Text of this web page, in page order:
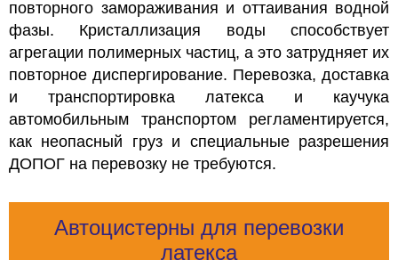
повторного замораживания и оттаивания водной
фазы. Кристаллизация воды способствует
агрегации полимерных частиц, а это затрудняет их
повторное диспергирование. Перевозка, доставка
и транспортировка латекса и каучука
автомобильным транспортом регламентируется,
как неопасный груз и специальные разрешения
ДОПОГ на перевозку не требуются.
Автоцистерны для перевозки
латекса